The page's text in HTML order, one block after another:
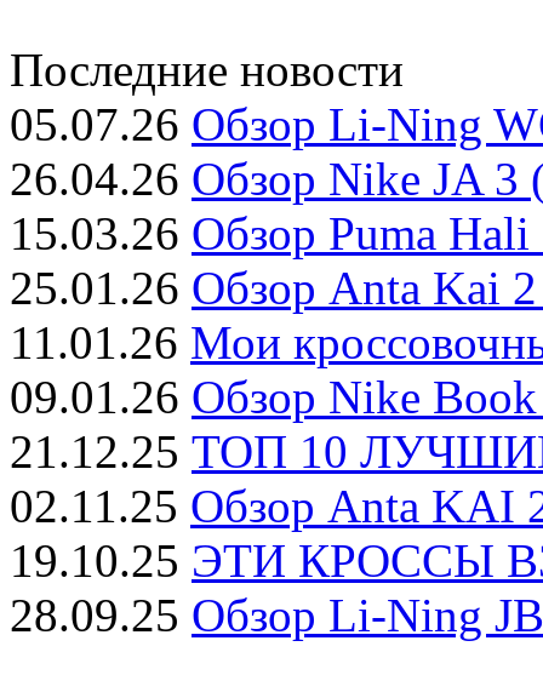
Последние новости
05.07.26 Обзор Li-Ning
26.04.26 Обзор Nike JA 3
15.03.26 Обзор Puma Hali
25.01.26 Обзор Anta Kai 2
11.01.26 Мои
09.01.26 Обзор Nike
21.12.25 ТОП 10
02.11.25 Обзор Anta KAI
19.10.25 ЭТИ КРОССЫ
28.09.25 Обзор Li-Ning